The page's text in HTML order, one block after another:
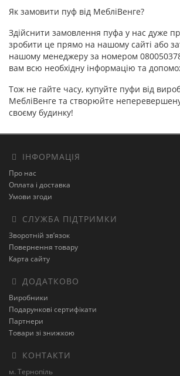
Як замовити пуф від МебліВенге?
Здійснити замовлення пуфа у нас дуже
зробити це прямо на нашому сайті або
нашому менеджеру за номером
вам всю необхідну інформацію та
Тож не гайте часу, купуйте пуфи від
МебліВенге та створюйте
своєму будинку!
ІНФОРМАЦІЯ
Про нас
Оплата і доставка
Умови згоди
СЛУЖБА ПІДТРИМКИ
Зворотній зв’язок
Повернення товару
Карта сайту
ДОДАТКОВО
Виробники
Подарункові сертифікати
Партнери
Товари зі знижкою
КОНТАКТИ
м. Тернопіль